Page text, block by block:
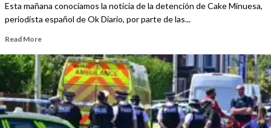
Esta mañana conocíamos la noticia de la detención de Cake Minuesa,
periodista español de Ok Diario, por parte de las...
Read More